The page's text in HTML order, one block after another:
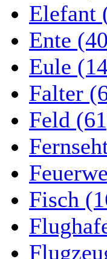
Elefant
Ente
Eule
Falter
Feld
Fisch